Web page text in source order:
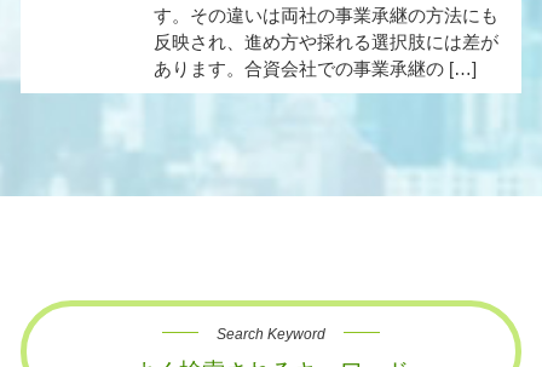
す。その違いは両社の事業承継の方法にも
反映され、進め方や採れる選択肢には差が
あります。合資会社での事業承継の […]
Search Keyword